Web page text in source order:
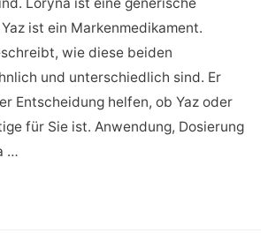
ist ein Markenmedikament.
wie diese beiden
und unterschiedlich sind. Er
Entscheidung helfen, ob Yaz oder
für Sie ist. Anwendung, Dosierung
…